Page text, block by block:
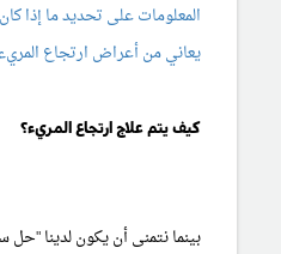
المعلومات على تحديد ما إذا
يعاني من أعراض ارتجاع
كيف يتم علاج ارتجاع المريء؟
بينما نتمنى أن يكون لدينا